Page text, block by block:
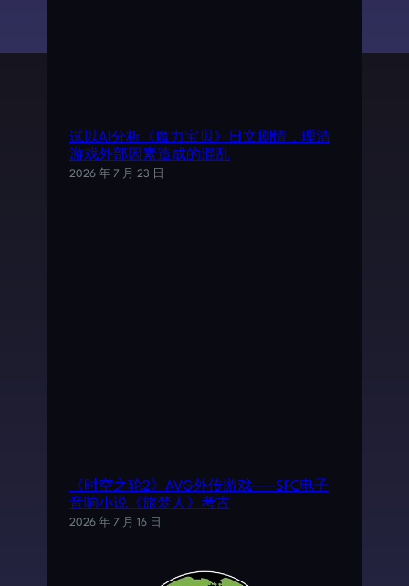
试以AI分析《魔力宝贝》日文剧情，理清
游戏外部因素造成的混乱
2026 年 7 月 23 日
《时空之轮2》AVG外传游戏——SFC电子
音响小说《旅梦人》考古
2026 年 7 月 16 日